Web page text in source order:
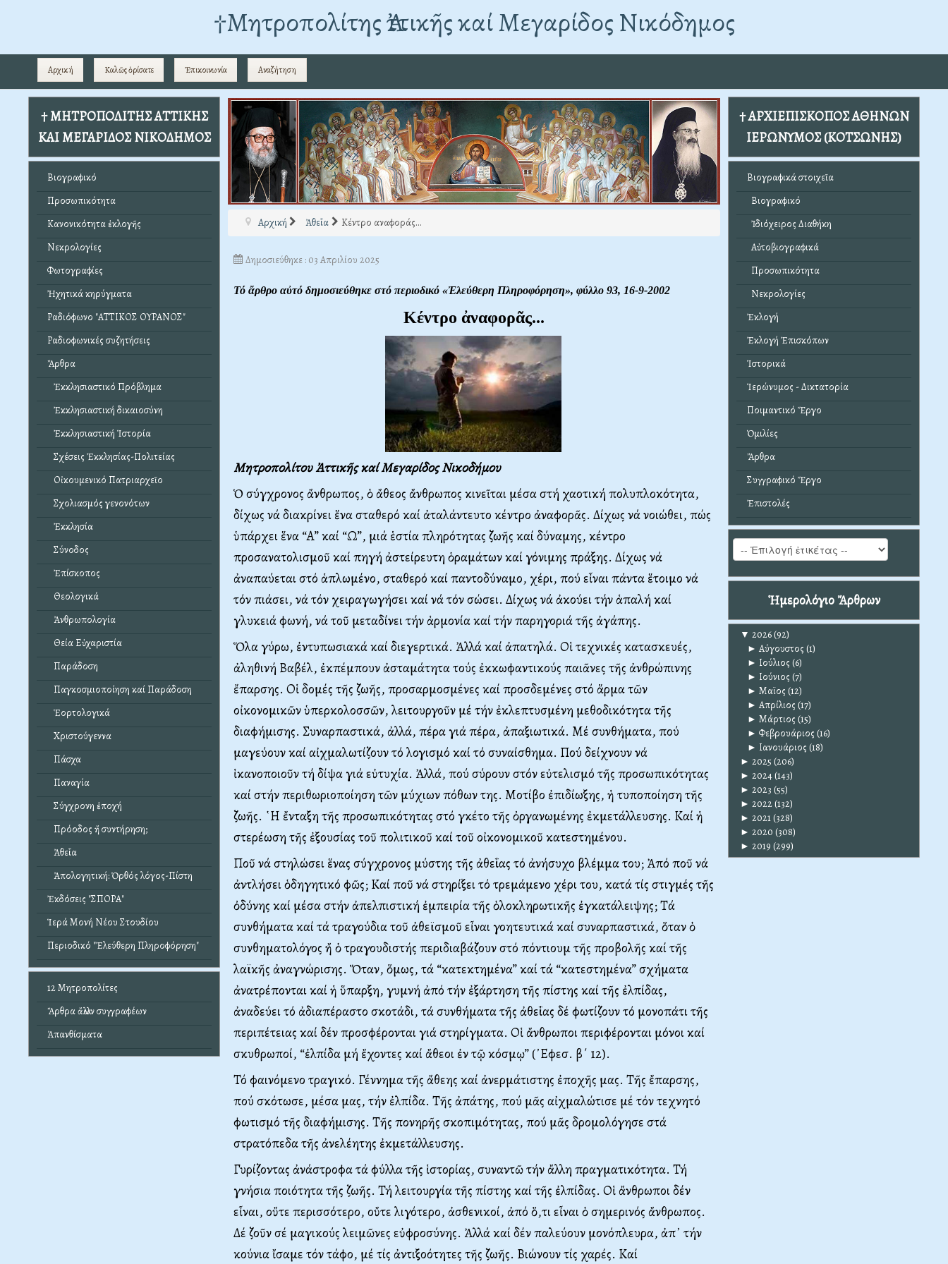
†Mητροπολίτης Ἀττικῆς καί Μεγαρίδος Νικόδημος
Αρχική Καλῶς ὁρίσατε Ἐπικοινωνία Αναζήτηση
† ΜΗΤΡΟΠΟΛΙΤΗΣ ΑΤΤΙΚΗΣ
ΚΑΙ ΜΕΓΑΡΙΔΟΣ ΝΙΚΟΔΗΜΟΣ
Βιογραφικό
Προσωπικότητα
Κανονικότητα ἐκλογῆς
Νεκρολογίες
Φωτογραφίες
Ἠχητικά κηρύγματα
Ραδιόφωνο "ΑΤΤΙΚΟΣ ΟΥΡΑΝΟΣ"
Ραδιοφωνικές συζητήσεις
Ἄρθρα
Ἐκκλησιαστικό Πρόβλημα
Ἐκκλησιαστική δικαιοσύνη
Ἐκκλησιαστική Ἱστορία
Σχέσεις Ἐκκλησίας-Πολιτείας
Οἰκουμενικό Πατριαρχεῖο
Σχολιασμός γενονότων
Ἐκκλησία
Σύνοδος
Ἐπίσκοπος
Θεολογικά
Ἀνθρωπολογία
Θεία Εὐχαριστία
Παράδοση
Παγκοσμιοποίηση καί Παράδοση
Ἑορτολογικά
Χριστούγεννα
Πάσχα
Παναγία
Σύγχρονη ἐποχή
Πρόοδος ἤ συντήρηση;
Ἀθεΐα
Ἀπολογητική: Ὀρθός λόγος-Πίστη
Ἐκδόσεις "ΣΠΟΡΑ"
Ἱερά Μονή Νέου Στουδίου
Περιοδικό "Ἐλεύθερη Πληροφόρηση"
12 Μητροπολίτες
Ἄρθρα ἄλλων συγγραφέων
Ἀπανθίσματα
Αρχική Ἀθεΐα Κέντρο αναφοράς...
Δημοσιεύθηκε : 03 Απριλίου 2025
Τό ἄρθρο αὐτό δημοσιεύθηκε στό περιοδικό «Ἐλεύθερη Πληροφόρηση», φύλλο 93, 16-9-2002
Κέντρο ἀναφορᾶς...
Μητροπολίτου Ἀττικῆς καί Μεγαρίδος Νικοδήμου
Ὁ σύγχρονος ἄνθρωπος, ὁ ἄθεος ἄνθρωπος κινεῖται μέσα στή χαοτική πολυπλοκότητα,
δίχως νά διακρίνει ἕνα σταθερό καί ἀταλάντευτο κέντρο ἀναφορᾶς. Δίχως νά νοιώθει, πώς
ὑπάρχει ἕνα “Α” καί “Ω”, μιά ἑστία πληρότητας ζωῆς καί δύναμης, κέντρο
προσανατολισμοῦ καί πηγή ἀστείρευτη ὁραμάτων καί γόνιμης πράξης. Δίχως νά
ἀναπαύεται στό ἁπλωμένο, σταθερό καί παντοδύναμο, χέρι, πού εἶναι πάντα ἕτοιμο νά
τόν πιάσει, νά τόν χειραγωγήσει καί νά τόν σώσει. Δίχως νά ἀκούει τήν ἁπαλή καί
γλυκειά φωνή, νά τοῦ μεταδίνει τήν ἁρμονία καί τήν παρηγοριά τῆς ἀγάπης.
Ὅλα γύρω, ἐντυπωσιακά καί διεγερτικά. Ἀλλά καί ἀπατηλά. Οἱ τεχνικές κατασκευές,
ἀληθινή Βαβέλ, ἐκπέμπουν ἀσταμάτητα τούς ἐκκωφαντικούς παιᾶνες τῆς ἀνθρώπινης
ἔπαρσης. Οἱ δομές τῆς ζωῆς, προσαρμοσμένες καί προσδεμένες στό ἅρμα τῶν
οἰκονομικῶν ὑπερκολοσσῶν, λειτουργοῦν μέ τήν ἐκλεπτυσμένη μεθοδικότητα τῆς
διαφήμισης. Συναρπαστικά, ἀλλά, πέρα γιά πέρα, ἀπαξιωτικά. Μέ συνθήματα, πού
μαγεύουν καί αἰχμαλωτίζουν τό λογισμό καί τό συναίσθημα. Πού δείχνουν νά
ἱκανοποιοῦν τή δίψα γιά εὐτυχία. Ἀλλά, πού σύρουν στόν εὐτελισμό τῆς προσωπικότητας
καί στήν περιθωριοποίηση τῶν μύχιων πόθων της. Μοτίβο ἐπιδίωξης, ἡ τυποποίηση τῆς
ζωῆς. ῾Η ἔνταξη τῆς προσωπικότητας στό γκέτο τῆς ὀργανωμένης ἐκμετάλλευσης. Καί ἡ
στερέωση τῆς ἐξουσίας τοῦ πολιτικοῦ καί τοῦ οἰκονομικοῦ κατεστημένου.
Ποῦ νά στηλώσει ἕνας σύγχρονος μύστης τῆς ἀθεΐας τό ἀνήσυχο βλέμμα του; Ἀπό ποῦ νά
ἀντλήσει ὁδηγητικό φῶς; Καί ποῦ νά στηρίξει τό τρεμάμενο χέρι του, κατά τίς στιγμές τῆς
ὀδύνης καί μέσα στήν ἀπελπιστική ἐμπειρία τῆς ὁλοκληρωτικῆς ἐγκατάλειψης; Τά
συνθήματα καί τά τραγούδια τοῦ ἀθεϊσμοῦ εἶναι γοητευτικά καί συναρπαστικά, ὅταν ὁ
συνθηματολόγος ἤ ὁ τραγουδιστής περιδιαβάζουν στό πόντιουμ τῆς προβολῆς καί τῆς
λαϊκῆς ἀναγνώρισης. Ὅταν, ὅμως, τά “κατεκτημένα” καί τά “κατεστημένα” σχήματα
ἀνατρέπονται καί ἡ ὕπαρξη, γυμνή ἀπό τήν ἐξάρτηση τῆς πίστης καί τῆς ἐλπίδας,
ἀναδεύει τό ἀδιαπέραστο σκοτάδι, τά συνθήματα τῆς ἀθεΐας δέ φωτίζουν τό μονοπάτι τῆς
περιπέτειας καί δέν προσφέρονται γιά στηρίγματα. Οἱ ἄνθρωποι περιφέρονται μόνοι καί
σκυθρωποί, “ἐλπίδα μή ἔχοντες καί ἄθεοι ἐν τῷ κόσμῳ” (᾿Εφεσ. β΄ 12).
Τό φαινόμενο τραγικό. Γέννημα τῆς ἄθεης καί ἀνερμάτιστης ἐποχῆς μας. Τῆς ἔπαρσης,
πού σκότωσε, μέσα μας, τήν ἐλπίδα. Τῆς ἀπάτης, πού μᾶς αἰχμαλώτισε μέ τόν τεχνητό
φωτισμό τῆς διαφήμισης. Τῆς πονηρῆς σκοπιμότητας, πού μᾶς δρομολόγησε στά
στρατόπεδα τῆς ἀνελέητης ἐκμετάλλευσης.
Γυρίζοντας ἀνάστροφα τά φύλλα τῆς ἱστορίας, συναντῶ τήν ἄλλη πραγματικότητα. Τή
γνήσια ποιότητα τῆς ζωῆς. Τή λειτουργία τῆς πίστης καί τῆς ἐλπίδας. Οἱ ἄνθρωποι δέν
εἶναι, οὔτε περισσότερο, οὔτε λιγότερο, ἀσθενικοί, ἀπό ὅ,τι εἶναι ὁ σημερινός ἄνθρωπος.
Δέ ζοῦν σέ μαγικούς λειμῶνες εὐφροσύνης. Ἀλλά καί δέν παλεύουν μονόπλευρα, ἀπ᾿ τήν
κούνια ἴσαμε τόν τάφο, μέ τίς ἀντιξοότητες τῆς ζωῆς. Βιώνουν τίς χαρές. Καί
† ΑΡΧΙΕΠΙΣΚΟΠΟΣ ΑΘΗΝΩΝ
ΙΕΡΩΝΥΜΟΣ (ΚΟΤΣΩΝΗΣ)
Βιογραφικά στοιχεῖα
Βιογραφικό
Ἰδιόχειρος Διαθήκη
Αὐτοβιογραφικά
Προσωπικότητα
Νεκρολογίες
Ἐκλογή
Ἐκλογή Ἐπισκόπων
Ἱστορικά
Ἱερώνυμος - Δικτατορία
Ποιμαντικό Ἔργο
Ὁμιλίες
Ἄρθρα
Συγγραφικό Ἔργο
Ἐπιστολές
Ἡμερολόγιο Ἄρθρων
▼ 2026(92)
► Αύγουστος (1)
► Ιούλιος (6)
► Ιούνιος (7)
► Μαϊος (12)
► Απρίλιος (17)
► Μάρτιος (15)
► Φεβρουάριος (16)
► Ιανουάριος (18)
► 2025 (206)
► 2024(143)
► 2023 (55)
► 2022(132)
► 2021(328)
► 2020 (308)
► 2019 (299)